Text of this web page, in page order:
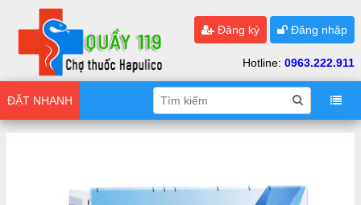
Đăng ký Đăng nhập
Hotline: 0963.222.911
ĐẶT NHANH